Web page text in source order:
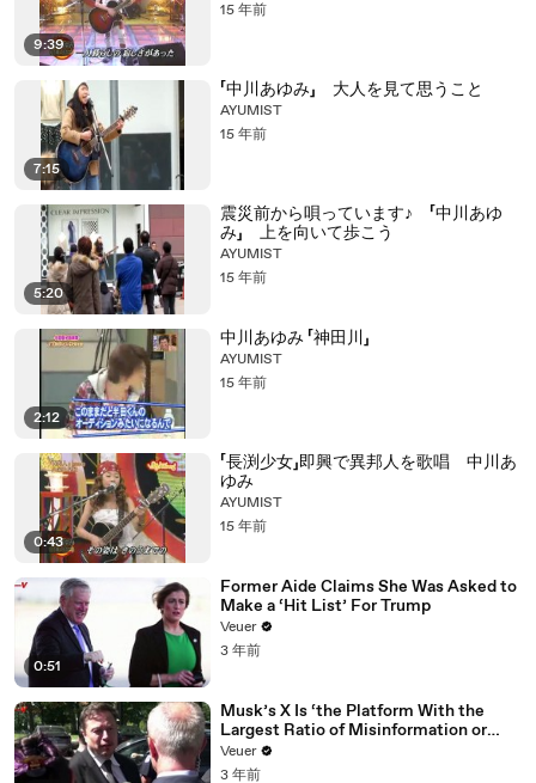
9:39
15 年前
7:15
「中川あゆみ」 大人を見て思うこと
AYUMIST
15 年前
5:20
震災前から唄っています♪ 「中川あゆ
み」 上を向いて歩こう
AYUMIST
15 年前
2:12
中川あゆみ 「神田川」
AYUMIST
15 年前
0:43
「長渕少女」即興で異邦人を歌唱 中川あ
ゆみ
AYUMIST
15 年前
0:51
Former Aide Claims She Was Asked to
Make a ‘Hit List’ For Trump
Veuer
3 年前
Musk’s X Is ‘the Platform With the
Largest Ratio of Misinformation or
Disinformation’ Amongst All Social
Media Platforms
Veuer
3 年前